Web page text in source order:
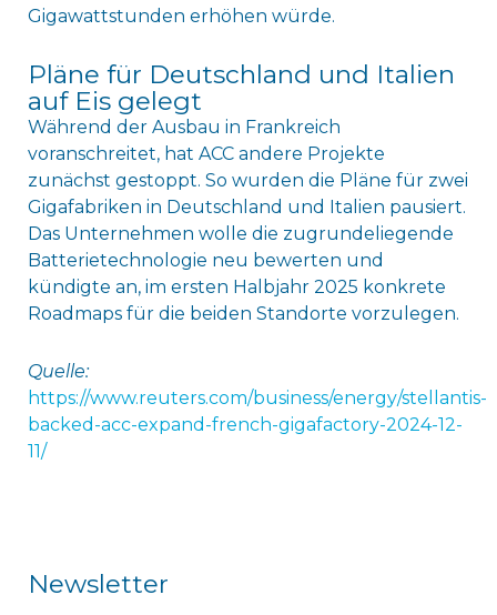
Gigawattstunden erhöhen würde.
Pläne für Deutschland und Italien
auf Eis gelegt
Während der Ausbau in Frankreich
voranschreitet, hat ACC andere Projekte
zunächst gestoppt. So wurden die Pläne für zwei
Gigafabriken in Deutschland und Italien pausiert.
Das Unternehmen wolle die zugrundeliegende
Batterietechnologie neu bewerten und
kündigte an, im ersten Halbjahr 2025 konkrete
Roadmaps für die beiden Standorte vorzulegen.
Quelle:
https://www.reuters.com/business/energy/stellantis-
backed-acc-expand-french-gigafactory-2024-12-
11/
Newsletter